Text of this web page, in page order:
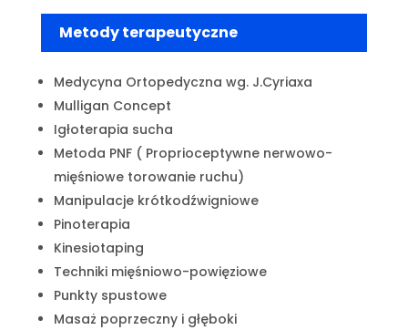
Metody terapeutyczne
Medycyna Ortopedyczna wg. J.Cyriaxa
Mulligan Concept
Igłoterapia sucha
Metoda PNF ( Proprioceptywne nerwowo-
mięśniowe torowanie ruchu)
Manipulacje krótkodźwigniowe
Pinoterapia
Kinesiotaping
Techniki mięśniowo-powięziowe
Punkty spustowe
Masaż poprzeczny i głęboki